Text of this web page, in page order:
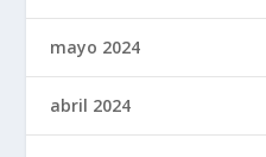
mayo 2024
abril 2024